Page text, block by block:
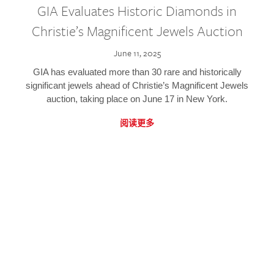
GIA Evaluates Historic Diamonds in
Christie’s Magnificent Jewels Auction
June 11, 2025
GIA has evaluated more than 30 rare and historically
significant jewels ahead of Christie’s Magnificent Jewels
auction, taking place on June 17 in New York.
阅读更多